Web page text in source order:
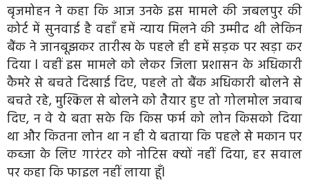
बृजमोहन ने कहा कि आज उनके इस मामले की जबलपुर की
कोर्ट में सुनवाई है वहाँ हमें न्याय मिलने की उम्मीद थी लेकिन
बैंक ने जानबूझकर तारीख के पहले ही हमें सड़क पर खड़ा कर
दिया l वहीं इस मामले को लेकर जिला प्रशासन के अधिकारी
कैमरे से बचते दिखाई दिए, पहले तो बैंक अधिकारी बोलने से
बचते रहे, मुश्किल से बोलने को तैयार हुए तो गोलमोल जवाब
दिए, न वे ये बता सके कि किस फर्म को लोन किसको दिया
था और कितना लोन था न ही ये बताया कि पहले से मकान पर
कब्जा के लिए गारंटर को नोटिस क्यों नहीं दिया, हर सवाल
पर कहा कि फाइल नहीं लाया हूँl